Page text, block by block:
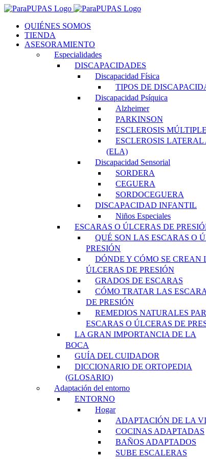
Saltar
contenidoQUIÉNES SOMOS
TIENDA
ASESORAMIENTO
Especialidades
DISCAPACIDADES
Discapacidad Física
TIPOS DE
Discapacidad Psíquica
Alzheimer
PARKINSON
ESCLEROSIS MÚLTIPLE
ESCLEROSIS
(ELA)
Discapacidad Sensorial
SORDERA
CEGUERA
SORDOCEGUERA
DISCAPACIDAD INFANTIL
Niños Especiales
ESCARAS O ÚLCERAS DE
QUÉ SON LAS ESCARAS O
PRESIÓN
DÓNDE Y CÓMO SE CREAN
ÚLCERAS DE PRESIÓN
GRADOS DE ESCARAS
CÓMO TRATAR LAS
DE PRESIÓN
REMEDIOS NATURALES
ESCARAS O ÚLCERAS DE
LA GRAN IMPORTANCIA DE LA
BOCA
GUÍA DEL CUIDADOR
DICCIONARIO DE ORTOPEDIA
(GLOSARIO)
Adaptación del entorno
ENTORNO
Hogar
ADAPTACIÓN DE LA
COCINAS ADAPTADAS
BAÑOS ADAPTADOS
SUBE ESCALERAS